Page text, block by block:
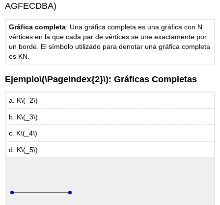
AGFECDBA)
Gráfica completa: Una gráfica completa es una gráfica con N
vértices en la que cada par de vértices se une exactamente por
un borde. El símbolo utilizado para denotar una gráfica completa
es KN.
Ejemplo\(\PageIndex{2}\): Gráficas Completas
a. K\(_2\)
b. K\(_3\)
c. K\(_4\)
d. K\(_5\)